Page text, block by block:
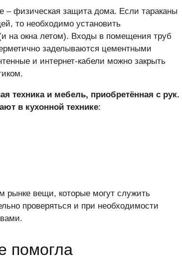
– физическая защита дома. Если тараканы
то необходимо установить
на окна летом). Входы в помещения труб
заделываются цементными
и интернет-кабели можно закрыть
техника и мебель, приобретённая с рук.
в кухонной технике:
рынке вещи, которые могут служить
проверяться и при необходимости
помогла